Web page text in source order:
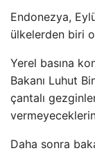
Endonezya,
ülkelerden biri
Yerel basına
Bakanı Luhut
çantalı
Daha sonra